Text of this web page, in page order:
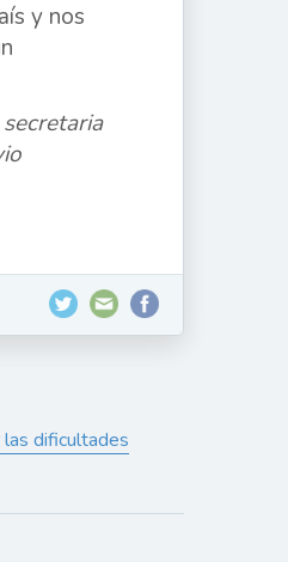
y nos
las dificultades